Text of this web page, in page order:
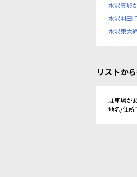
水沢真城
水沢羽田
水沢東大
リストか
駐車場が
地名/住所